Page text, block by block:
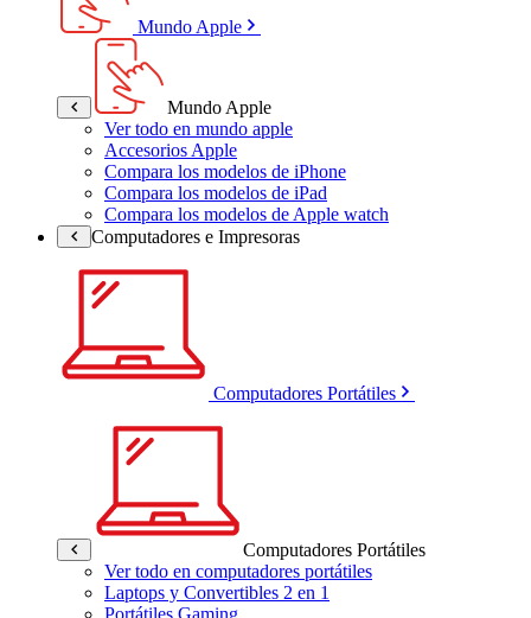
Mundo Apple
Mundo Apple
Ver todo en mundo apple
Accesorios Apple
Compara los modelos de iPhone
Compara los modelos de iPad
Compara los modelos de Apple watch
Computadores e Impresoras
Computadores Portátiles
Computadores Portátiles
Ver todo en computadores portátiles
Laptops y Convertibles 2 en 1
Portátiles Gaming